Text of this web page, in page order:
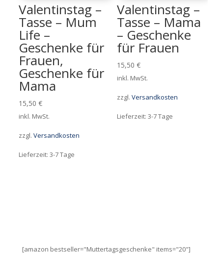
Valentinstag –
Tasse – Mum
Life –
Geschenke für
Frauen,
Geschenke für
Mama
15,50 €
inkl. MwSt.
zzgl. Versandkosten
Lieferzeit: 3-7 Tage
Valentinstag –
Tasse – Mama
– Geschenke
für Frauen
15,50€
inkl. MwSt.
zzgl.Versandkosten
Lieferzeit:3-7 Tage
[amazon bestseller="Muttertagsgeschenke" items="20"]